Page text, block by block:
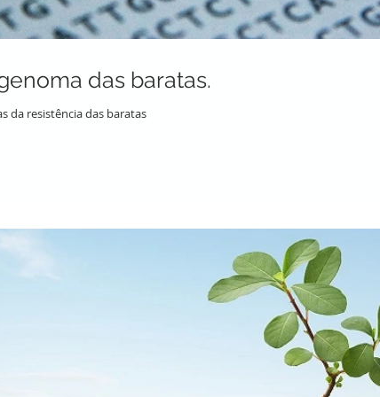
das baratas.
da resistência das baratas